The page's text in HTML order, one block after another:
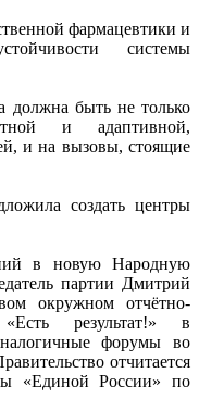
фармацевтики и
системы
быть не только
и адаптивной,
и на вызовы, стоящие
создать центры
в новую Народную
партии Дмитрий
окружном отчётно-
результат!» в
форумы во
отчитается
«Единой России» по